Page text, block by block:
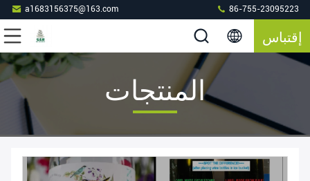
a1683156375@163.com 86-755-23095223
إقتباس
المنتجات